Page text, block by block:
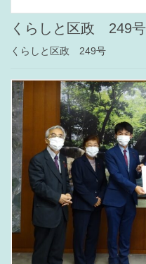
くらしと区政 249号
くらしと区政 249号